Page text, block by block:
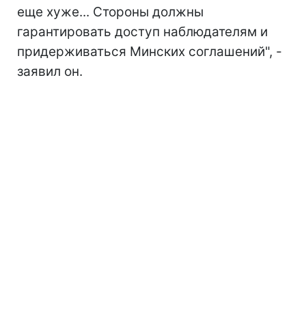
еще хуже... Стороны должны
гарантировать доступ наблюдателям и
придерживаться Минских соглашений", -
заявил он.